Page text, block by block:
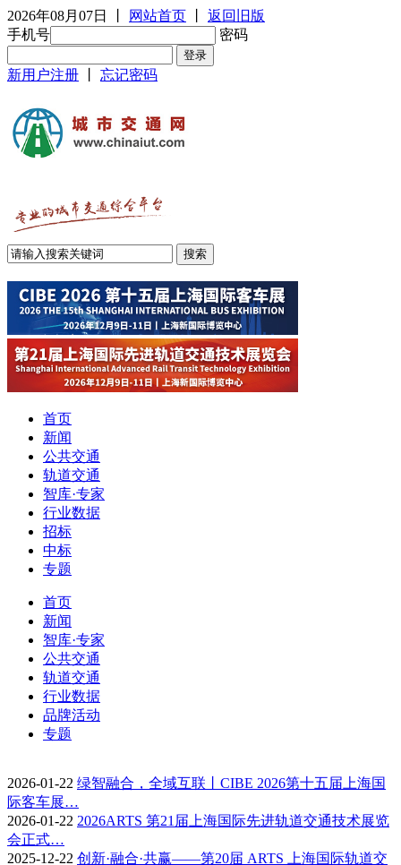
2026年08月07日 网站首页
返回旧版
手机号
密码
新用户注册 忘记密码
首页
新闻
公共交通
轨道交通
智库·专家
行业数据
招标
中标
专题
首页
新闻
智库·专家
公共交通
轨道交通
行业数据
品牌活动
专题
2026-01-22 绿智融合，全域互联丨CIBE 2026第十五届上海国
际客车展…
2026-01-22 2026ARTS 第21届上海国际先进轨道交通技术展览
会正式…
2025-12-22 创新·融合·共赢——第20届 ARTS 上海国际轨道交